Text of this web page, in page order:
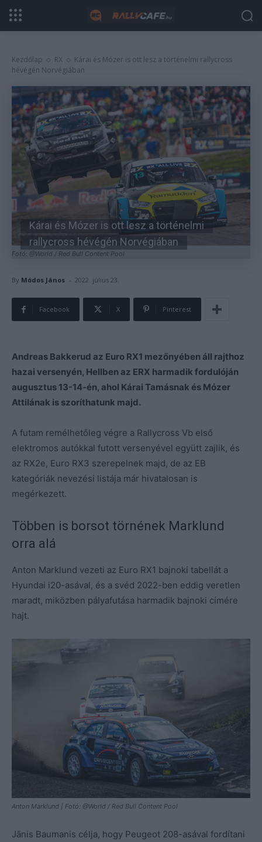
Kezdőlap RX
Kárai és Mózer is ott lesz a történelmi rallycross
hévégén Norvégiában
Fotó: @World / Red Bull Content Pool
Kárai és Mózer is ott lesz a történelmi
rallycross hévégén Norvégiában
By Módos János - 2022. július 23.
Facebook X Pinterest
Andreas Bakkerud az Euro RX1 mezőnyében áll rajthoz
hazai versenyén, Hellben az ERX harmadik fordulóján
augusztus 13-14-én, ahol Kárai Tamásnak és Mózer
Attilának is szoríthatunk majd.
A futam remélhetőleg végre a Rallycross Vb első
elektromos autókkal futott versenyével együtt zajlik, és
az RX2e, Euro RX3 szerepelnek majd, de az EB
kategóriák nevezési listája már hivatalosan is
megérkezett.
Többen is borsot törnének Marklund
orra alá
Anton Marklund vezeti az Euro RX1 bajnoki tabellát a
Hyundai i20-asával, és a svéd 2022-ben eddig veretlen
maradt, miközben pályafutása harmadik bajnoki címére
hajt.
Anton Marklund | Fotó: @World / Red Bull Content Pool
Jānis Baumanis célja, hogy Peugeot 208-asával fordítani